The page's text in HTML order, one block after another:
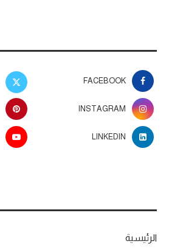
FACEBOOK
INSTAGRAM
LINKEDIN
الرئيسية